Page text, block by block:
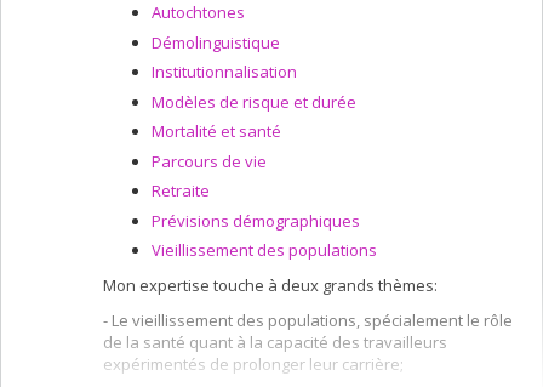
Autochtones
Démolinguistique
Institutionnalisation
Modèles de risque et durée
Mortalité et santé
Parcours de vie
Retraite
Prévisions démographiques
Vieillissement des populations
Mon expertise touche à deux grands thèmes:
- Le vieillissement des populations, spécialement le rôle
de la santé quant à la capacité des travailleurs
expérimentés de prolonger leur carrière;